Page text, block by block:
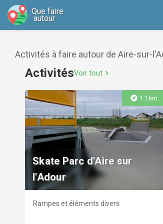
Que faire
autour
Activités à faire autour de Aire-sur-
ActivitésVoir tout chevron_right
explore 1.1 km
Skate Parc d'Aire sur
l'Adour
Rampes et éléments divers